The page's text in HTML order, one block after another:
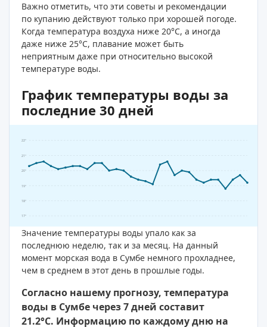
Важно отметить, что эти советы и рекомендации
по купанию действуют только при хорошей погоде.
Когда температура воздуха ниже 20°C, а иногда
даже ниже 25°C, плавание может быть
неприятным даже при относительно высокой
температуре воды.
График температуры воды за
последние 30 дней
17°
18°
19°
20°
21°
22°
Значение температуры воды упало как за
последнюю неделю, так и за месяц. На данный
момент морская вода в Сумбе немного прохладнее,
чем в среднем в этот день в прошлые годы.
Согласно нашему прогнозу, температура
воды в Сумбе через 7 дней составит
21.2°C. Информацию по каждому дню на